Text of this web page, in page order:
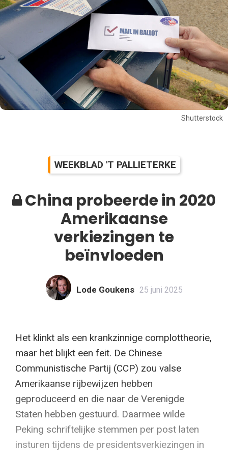
Shutterstock
WEEKBLAD 'T PALLIETERKE
China probeerde in 2020
Amerikaanse
verkiezingen te
beïnvloeden
Lode Goukens 25 juni 2025
Het klinkt als een krankzinnige complottheorie,
maar het blijkt een feit. De Chinese
Communistische Partij (CCP) zou valse
Amerikaanse rijbewijzen hebben
geproduceerd en die naar de Verenigde
Staten hebben gestuurd. Daarmee wilde
Peking schriftelijke stemmen per post laten
insturen tijdens de presidentsverkiezingen in